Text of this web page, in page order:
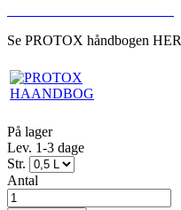
Se PROTOX håndbogen HER
På lager
Lev. 1-3 dage
Str.
Antal